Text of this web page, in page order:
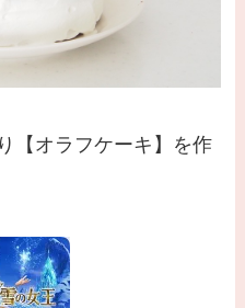
【オラフケーキ】を作